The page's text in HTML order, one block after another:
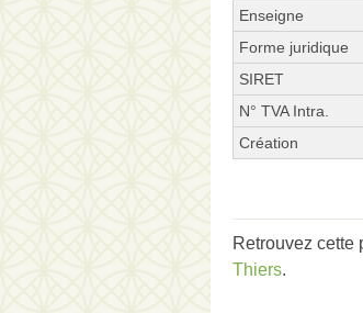
Enseigne
Forme juridique
SIRET
N° TVA Intra.
Création
Retrouvez cette
Thiers.